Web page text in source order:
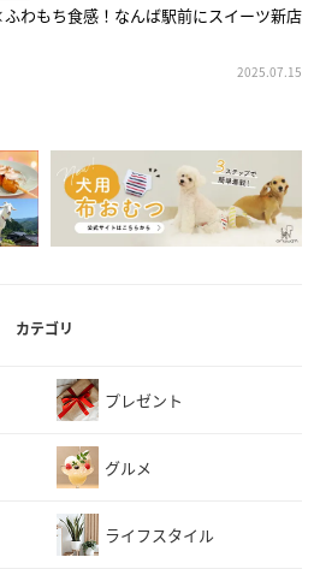
わもち食感！なんば駅前にスイーツ新店
2025.07.15
カテゴリ
プレゼント
グルメ
ライフスタイル